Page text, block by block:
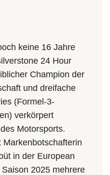
keine 16 Jahre
24 Hour
Champion der
und dreifache
(Formel-3-
verkörpert
Motorsports.
in der European
2025 mehrere